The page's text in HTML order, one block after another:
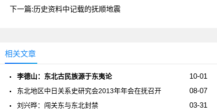
下一篇:历史资料中记载的抚顺地震
相关文章
10-01
李德山：东北古民族源于东夷论
08-07
东北地区中日关系史研究会2013年年会在抚召开
03-31
刘兴晔：闯关东与东北封禁